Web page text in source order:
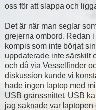
oss för att slappa och
Det är när man seglar
grejerna ombord. Redan
kompis som inte börjat
uppdaterade inte särskilt
och då via Vesselfinder
diskussion kunde vi
hade ingen laptop med
USB gränssnittet. USB
jag saknade var